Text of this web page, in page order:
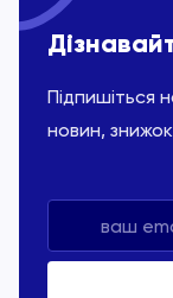
Підпишіться
новин,